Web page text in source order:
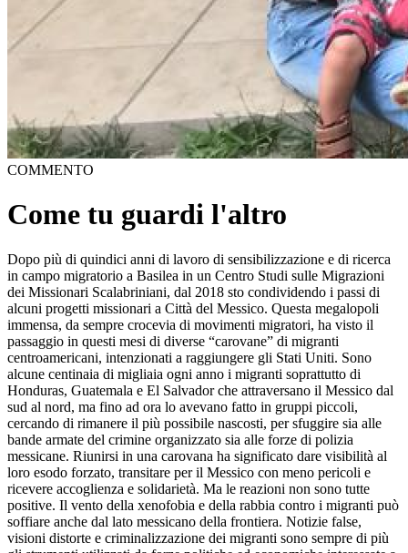
COMMENTO
Come tu guardi l'altro
Dopo più di quindici anni di lavoro di sensibilizzazione e di ricerca
in campo migratorio a Basilea in un Centro Studi sulle Migrazioni
dei Missionari Scalabriniani, dal 2018 sto condividendo i passi di
alcuni progetti missionari a Città del Messico. Questa megalopoli
immensa, da sempre crocevia di movimenti migratori, ha visto il
passaggio in questi mesi di diverse “carovane” di migranti
centroamericani, intenzionati a raggiungere gli Stati Uniti. Sono
alcune centinaia di migliaia ogni anno i migranti soprattutto di
Honduras, Guatemala e El Salvador che attraversano il Messico dal
sud al nord, ma fino ad ora lo avevano fatto in gruppi piccoli,
cercando di rimanere il più possibile nascosti, per sfuggire sia alle
bande armate del crimine organizzato sia alle forze di polizia
messicane. Riunirsi in una carovana ha significato dare visibilità al
loro esodo forzato, transitare per il Messico con meno pericoli e
ricevere accoglienza e solidarietà. Ma le reazioni non sono tutte
positive. Il vento della xenofobia e della rabbia contro i migranti può
soffiare anche dal lato messicano della frontiera. Notizie false,
visioni distorte e criminalizzazione dei migranti sono sempre di più